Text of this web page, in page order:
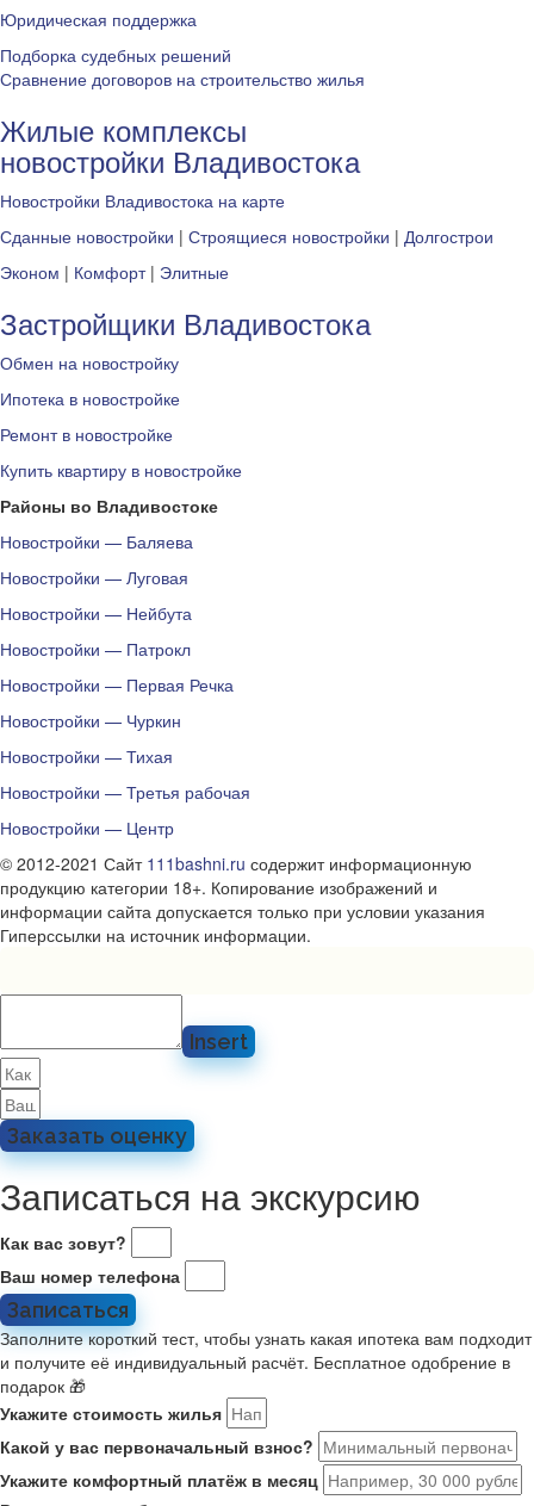
Юридическая поддержка
Подборка судебных решений
Сравнение договоров на строительство жилья
Жилые комплексы
новостройки Владивостока
Новостройки Владивостока на карте
Сданные новостройки | Строящиеся новостройки | Долгострои
Эконом | Комфорт| Элитные
Застройщики Владивостока
Обмен на новостройку
Ипотека в новостройке
Ремонт в новостройке
Купить квартиру в новостройке
Районы во Владивостоке
Новостройки — Баляева
Новостройки — Луговая
Новостройки — Нейбута
Новостройки — Патрокл
Новостройки — Первая Речка
Новостройки — Чуркин
Новостройки — Тихая
Новостройки — Третья рабочая
Новостройки — Центр
© 2012-2021 Сайт 111bashni.ru содержит информационную
продукцию категории 18+. Копирование изображений и
информации сайта допускается только при условии указания
Гиперссылки на источник информации.
Insert
Заказать оценку
Записаться на экскурсию
Как вас зовут?
Ваш номер телефона
Записаться
Заполните короткий тест, чтобы узнать какая ипотека вам подходит
и получите её индивидуальный расчёт. Бесплатное одобрение в
подарок 🎁
Укажите стоимость жилья
Какой у вас первоначальный взнос?
Укажите комфортный платёж в месяц